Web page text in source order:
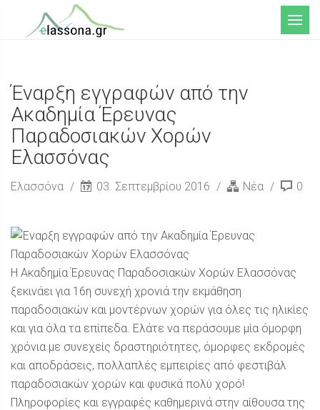
Μενού
Έναρξη εγγραφών από την
Ακαδημία Έρευνας
Παραδοσιακών Χορών
Ελασσόνας
Ελασσόνα 03. Σεπτεμβρίου 2016 Νέα 0
Η Ακαδημία Έρευνας Παραδοσιακών Χορών Ελασσόνας
ξεκινάει για 16η συνεχή χρονιά την εκμάθηση
παραδοσιακών και μοντέρνων χορών για όλες τις ηλικίες
και για όλα τα επίπεδα. Ελάτε να περάσουμε μία όμορφη
χρόνια με συνεχείς δραστηριότητες, όμορφες εκδρομές
και αποδράσεις, πολλαπλές εμπειρίες από φεστιβάλ
παραδοσιακών χορών και φυσικά πολύ χορό!
Πληροφορίες και εγγραφές καθημερινά στην αίθουσα της